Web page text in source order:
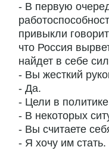
- В первую
привыкли
что Россия
найдет в себе
- Вы жесткий
- Да.
- Цели в
- В некоторых
- Вы считаете
- Я хочу им стать.